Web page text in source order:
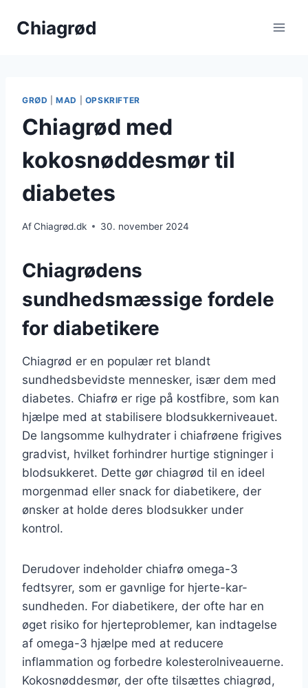
Chiagrød
GRØD |MAD OPSKRIFTER
Chiagrød med
kokosnøddesmør til
diabetes
AfChiagrød.dk 30. november 2024
Chiagrødens
sundhedsmæssige fordele
for diabetikere
Chiagrød er en populær ret blandt
sundhedsbevidste mennesker, især dem med
diabetes. Chiafrø er rige på kostfibre, som kan
hjælpe med at stabilisere blodsukkerniveauet.
De langsomme kulhydrater i chiafrøene frigives
gradvist, hvilket forhindrer hurtige stigninger i
blodsukkeret. Dette gør chiagrød til en ideel
morgenmad eller snack for diabetikere, der
ønsker at holde deres blodsukker under
kontrol.
Derudover indeholder chiafrø omega-3
fedtsyrer, som er gavnlige for hjerte-kar-
sundheden. For diabetikere, der ofte har en
øget risiko for hjerteproblemer, kan indtagelse
af omega-3 hjælpe med at reducere
inflammation og forbedre kolesterolniveauerne.
Kokosnøddesmør, der ofte tilsættes chiagrød,